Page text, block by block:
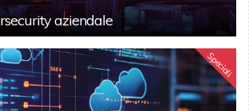
aziendale
Speciali